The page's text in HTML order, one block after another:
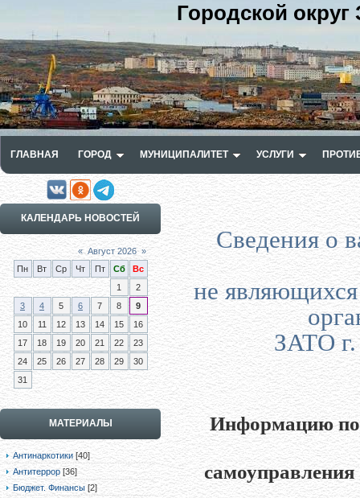
Городской
ГЛАВНАЯ ГОРОД МУНИЦИПАЛИТЕТ УСЛУГИ
КАЛЕНДАРЬ НОВОСТЕЙ
« Август 2026 »
Пн
Вт Ср Чт Пт Сб
Вс
1
2
3
4 5 6 7 8
9
10
11 12 13 14 15
16
17
18 19 20 21 22
23
24
25 26 27 28 29
30
31
МАТЕРИАЛЫ
Антинаркотики [40]
Антитеррор [36]
Бюджет. Финансы [2]
Сведения о
не
ЗАТО
Информацию по